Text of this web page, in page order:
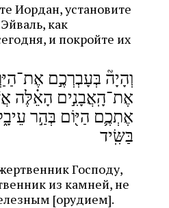
Иордан, установите
как
и покройте их
וְהָיָה֘ בְּעָבְרְכֶ֣ם
אֶת־הָֽאֲבָנִ֣ים הָאֵ֗לֶּה
אֶתְכֶ֛ם הַיּ֖וֹם בְּהַ֣ר
בַּשִּֽׂיד
Господу,
из камней, не
[орудием].